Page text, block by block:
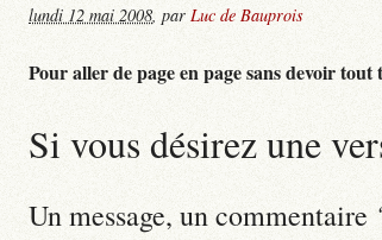
lundi 12 mai 2008, par Luc de Bauprois
Pour aller de page en page sans devoir tout
Si vous désirez une
Un message, un commentaire